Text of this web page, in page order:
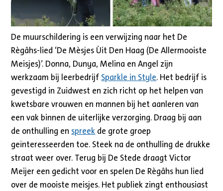
De muurschildering is een verwijzing naar het De
Règâhs-lied ‘De Mèsjes Ùit Den Haag (De Allermooiste
Meisjes)’. Donna, Dunya, Melina en Angel zijn
werkzaam bij leerbedrijf Sparkle in Style. Het bedrijf is
gevestigd in Zuidwest en zich richt op het helpen van
kwetsbare vrouwen en mannen bij het aanleren van
een vak binnen de uiterlijke verzorging. Draag bij aan
de onthulling en spreek de grote groep
geïnteresseerden toe. Steek na de onthulling de drukke
straat weer over. Terug bij De Stede draagt Victor
Meijer een gedicht voor en spelen De Règâhs hun lied
over de mooiste meisjes. Het publiek zingt enthousiast